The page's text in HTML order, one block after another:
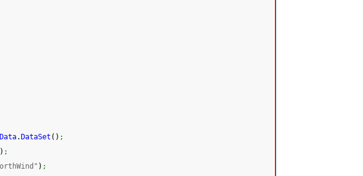
Data. DataSet ( ) ;
) ;
) ;